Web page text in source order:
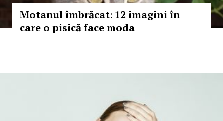
Motanul îmbrăcat: 12 imagini în
care o pisică face moda